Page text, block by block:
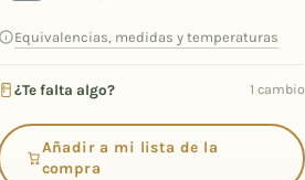
Equivalencias, medidas y temperaturas
¿Te falta algo? 1 cambio
Añadir a mi lista de la
compra